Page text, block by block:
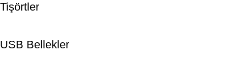
Tişörtler
USB Bellekler